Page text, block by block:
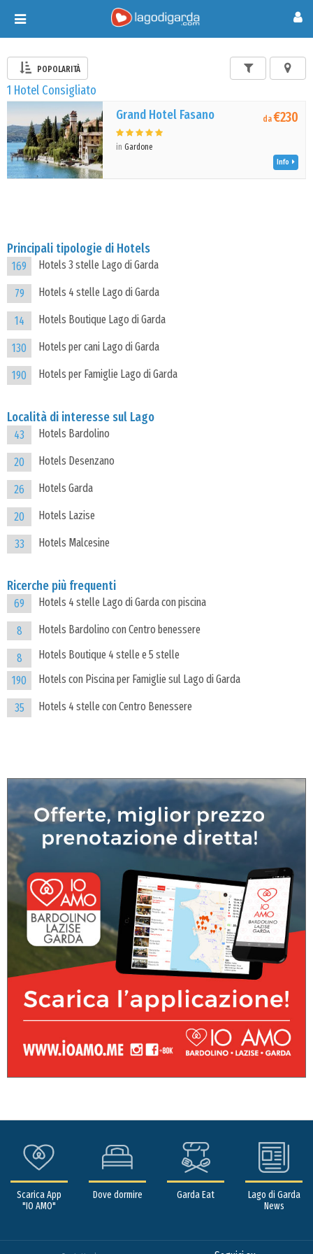
Toggle
navigation
POPOLARITÀ
1 Hotel Consigliato
Grand Hotel Fasano
inGardone
da€230
Info
Principali tipologie di Hotels
169 Hotels 3 stelle Lago di Garda
79 Hotels 4 stelle Lago di Garda
14 Hotels Boutique Lago di Garda
130 Hotels per cani Lago di Garda
190 Hotels per Famiglie Lago di Garda
Località di interesse sul Lago
43 Hotels Bardolino
20 Hotels Desenzano
26 Hotels Garda
20 Hotels Lazise
33 Hotels Malcesine
Ricerche più frequenti
69 Hotels 4 stelle Lago di Garda con piscina
8 Hotels Bardolino con Centro benessere
8
Hotels Boutique 4 stelle e 5 stelle
190
Hotels con Piscina per Famiglie sul Lago di Garda
35 Hotels 4 stelle con Centro Benessere
Scarica App
"IO AMO"
Dove dormire Garda Eat
Lago di Garda
News